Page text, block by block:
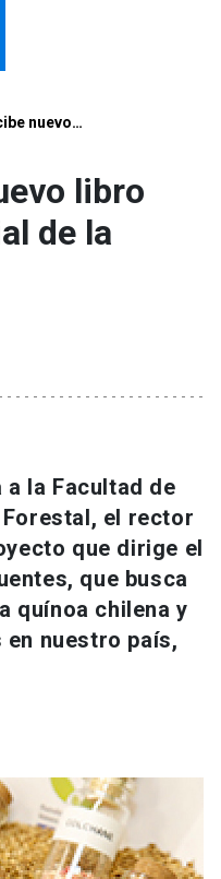
nuevo…
libro
de la
la Facultad de
el rector
que dirige el
que busca
quínoa chilena y
nuestro país,